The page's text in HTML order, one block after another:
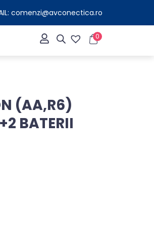
comenzi@avconectica.ro
0
(AA,R6)
BATERII